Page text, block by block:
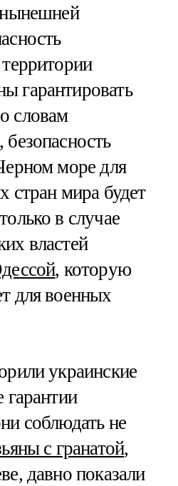
гарантировать
словам
море для
стран мира будет
в случае
властей
, которую
для военных
украинские
гарантии
соблюдать не
с гранатой,
давно показали